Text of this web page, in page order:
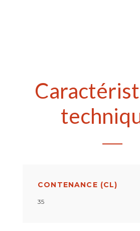
CONTENANCE (CL)
35